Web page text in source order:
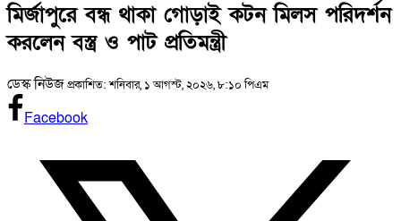
মির্জাপুরে বন্ধ থাকা গোড়াই কটন মিলস পরিদর্শন
করলেন বস্ত্র ও পাট প্রতিমন্ত্রী
ডেস্ক নিউজপ্রকাশিত: শনিবার, ১ আগস্ট, ২০২৬, ৮:১০ পিএম
Facebook